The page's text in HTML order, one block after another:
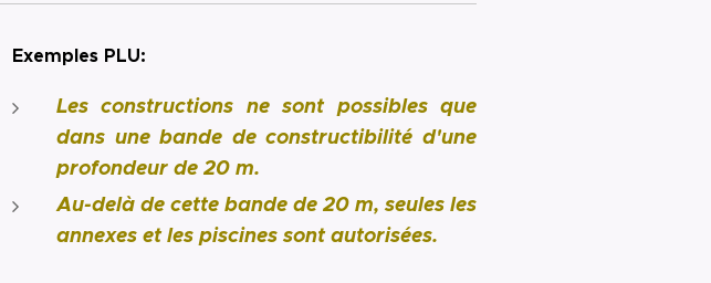
◾Exemples PLU:
Les constructions ne sont possibles que
dans une bande de constructibilité d'une
profondeur de 20 m.
Au-delà de cette bande de 20 m, seules les
annexes et les piscines sont autorisées.